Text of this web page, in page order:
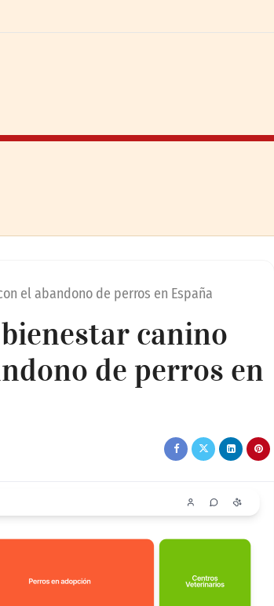
el abandono de perros en España
canino
de perros en